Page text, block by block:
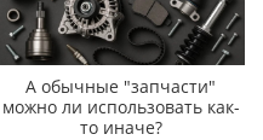
А обычные "запчасти"
можно ли использовать как-
то иначе?